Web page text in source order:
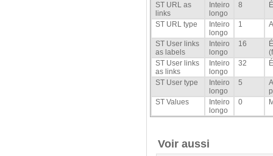
ST URL as
links
Inteiro
longo
8
ST URL type
Inteiro
longo
1
ST User links
as labels
Inteiro
longo
16
ST User links
as links
Inteiro
longo
32
ST User type
Inteiro
longo
5
ST Values
Inteiro
longo
0
Voir aussi